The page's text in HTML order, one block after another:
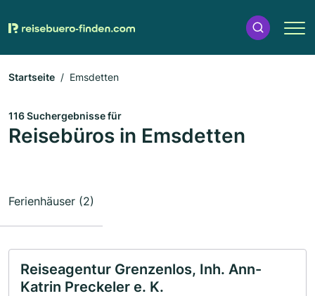
Startseite Emsdetten
116 Suchergebnisse für
Reisebüros in Emsdetten
Ferienhäuser (2)
Reiseagentur Grenzenlos, Inh. Ann-
Katrin Preckeler e. K.